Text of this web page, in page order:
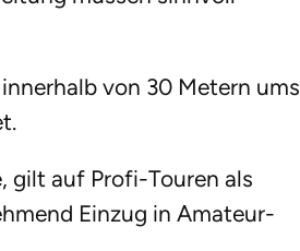
von 30 Metern ums
gilt auf Profi-Touren als
Einzug in Amateur-